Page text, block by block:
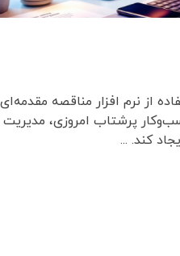
از نرم‌ افزار مناقصه مقدمه‌ای
پرشتاب امروزی، مدیریت
کند. ...